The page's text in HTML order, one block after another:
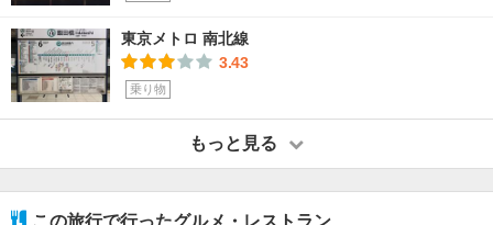
東京メトロ 南北線
3.43
乗り物
もっと見る